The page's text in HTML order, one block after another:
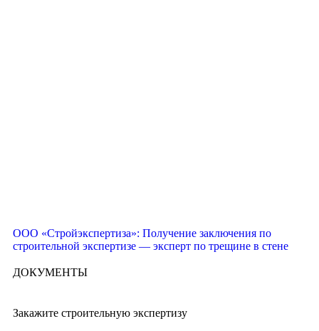
ООО «Стройэкспертиза»: Получение заключения по
строительной экспертизе — эксперт по трещине в стене
ДОКУМЕНТЫ
Закажите строительную экспертизу